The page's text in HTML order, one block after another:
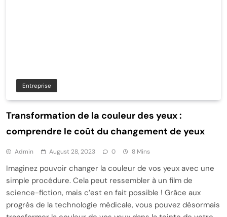
Entreprise
Transformation de la couleur des yeux :
comprendre le coût du changement de yeux
Admin August 28, 2023 0 8 Mins
Imaginez pouvoir changer la couleur de vos yeux avec une
simple procédure. Cela peut ressembler à un film de
science-fiction, mais c’est en fait possible ! Grâce aux
progrès de la technologie médicale, vous pouvez désormais